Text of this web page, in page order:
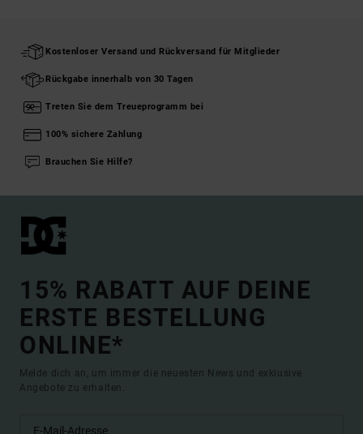
Kostenloser Versand und Rückversand für Mitglieder
Rückgabe innerhalb von 30 Tagen
Treten Sie dem Treueprogramm bei
100% sichere Zahlung
Brauchen Sie Hilfe?
15% RABATT AUF DEINE
ERSTE BESTELLUNG
ONLINE*
Melde dich an, um immer die neuesten News und exklusive
Angebote zu erhalten.